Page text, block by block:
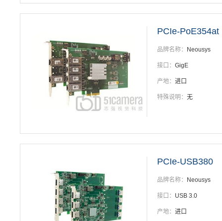
PCIe-PoE354at
品牌名称： Neousys
接口： GigE
产地： 进口
特殊说明： 无
PCIe-USB380
品牌名称： Neousys
接口： USB 3.0
产地： 进口